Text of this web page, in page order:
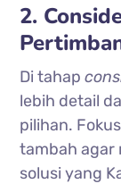
2.
Di tahap
lebih detail
pilihan.
tambah agar
solusi yang